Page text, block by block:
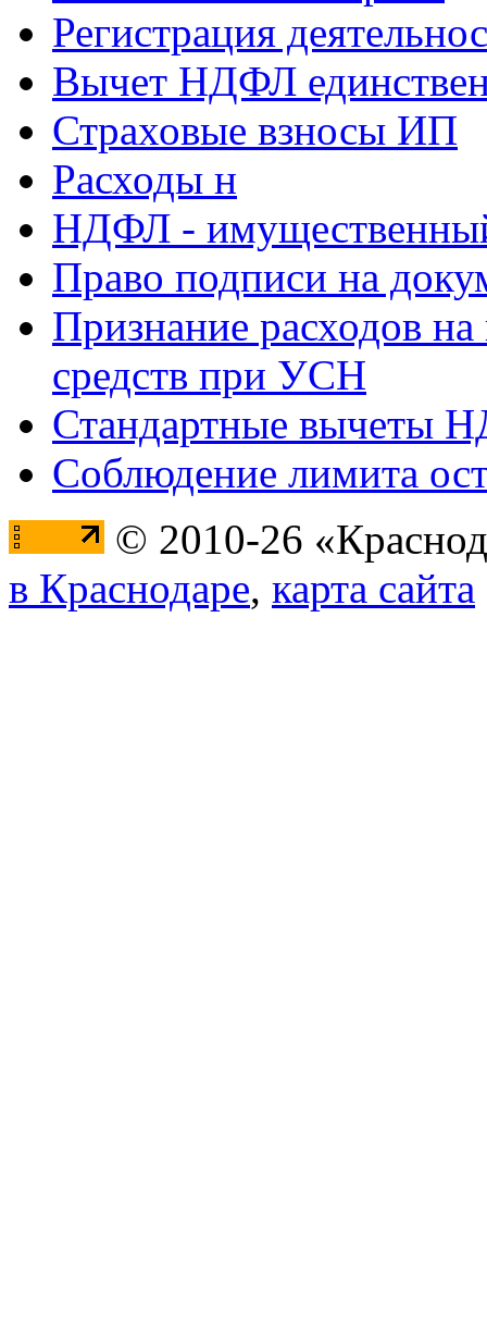
Регистрация
Вычет НДФЛ
Страховые взносы ИП
Расходы н
НДФЛ -
Право подписи на
Признание расходов
средств при УСН
Стандартные вычеты
Соблюдение лимита
© 2010-26
в Краснодаре, карта сайта